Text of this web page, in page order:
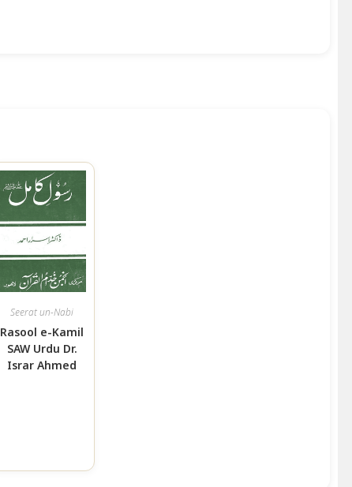
Seerat un-Nabi
Rasool e-Kamil
SAW Urdu Dr.
Israr Ahmed